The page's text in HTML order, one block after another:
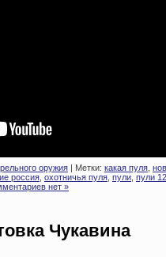
оружия | Метки: какая пуля
россия охотничья пуля пули пули
нет »
Чукавина